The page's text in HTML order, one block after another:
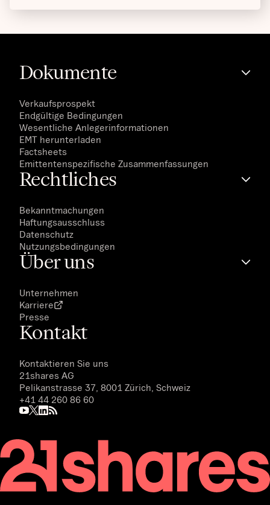
Dokumente
Verkaufsprospekt
Endgültige Bedingungen
Wesentliche Anlegerinformationen
EMT herunterladen
Factsheets
Emittentenspezifische Zusammenfassungen
Rechtliches
Bekanntmachungen
Haftungsausschluss
Datenschutz
Nutzungsbedingungen
Über uns
Unternehmen
Karriere
Presse
Kontakt
Kontaktieren Sie uns
21shares AG
Pelikanstrasse 37, 8001 Zürich, Schweiz
+41 44 260 86 60